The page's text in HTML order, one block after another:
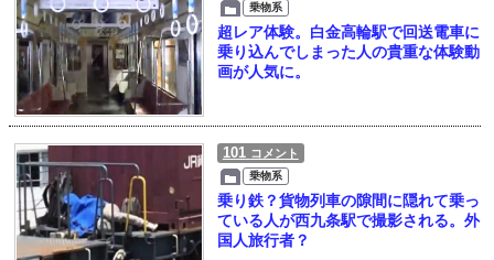
乗物系
超レア体験。白金高輪駅で回送電車に
乗り込んでしまった人の貴重な体験動
画が人気に。
101 コメント
乗物系
乗り鉄？貨物列車の隙間に隠れて乗っ
ている人が西九条駅で撮影される。外
国人旅行者？